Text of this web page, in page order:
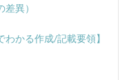
異）
かる作成/記載要領】